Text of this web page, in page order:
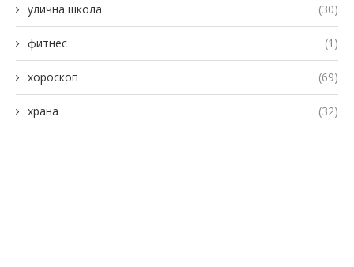
улична школа (30)
фитнес (1)
хороскоп (69)
храна (32)